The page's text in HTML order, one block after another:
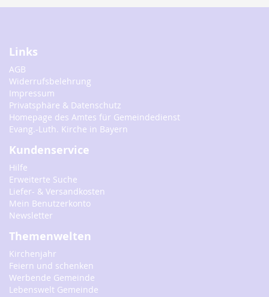
Links
AGB
Widerrufsbelehrung
Impressum
Privatsphäre & Datenschutz
Homepage des Amtes für Gemeindedienst
Evang.-Luth. Kirche in Bayern
Kundenservice
Hilfe
Erweiterte Suche
Liefer- & Versandkosten
Mein Benutzerkonto
Newsletter
Themenwelten
Kirchenjahr
Feiern und schenken
Werbende Gemeinde
Lebenswelt Gemeinde